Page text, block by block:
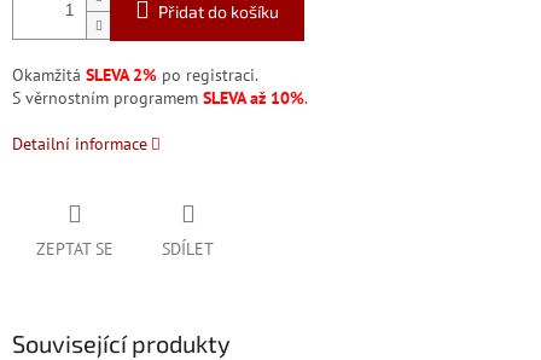
Přidat do košíku
Okamžitá SLEVA 2% po registraci.
S věrnostním programem SLEVA až 10%.
Detailní informace
ZEPTAT SE SDÍLET
Související produkty